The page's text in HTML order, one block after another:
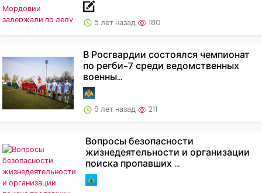
5 лет назад 180
В Росгвардии состоялся чемпионат
по регби-7 среди ведомственных
военны...
5 лет назад 211
Вопросы безопасности
жизнедеятельности и организации
поиска пропавших ...